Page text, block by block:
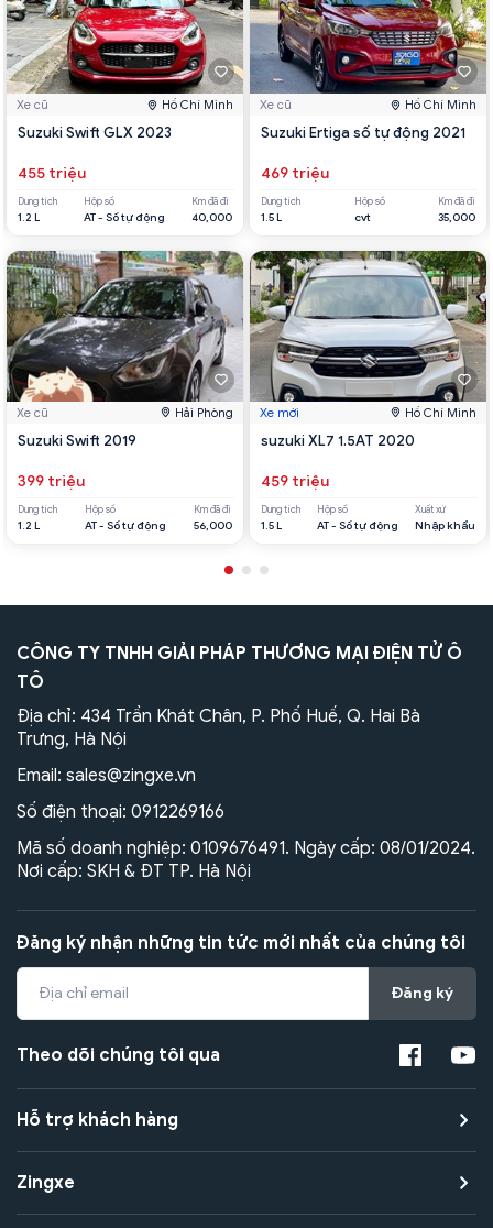
Xe cũ Hồ Chí Minh
Suzuki Swift GLX 2023
455 triệu
Dung tích
1.2 L
Hộp số
AT - Số tự động
Km đã đi
40,000
Xe cũ Hải Phòng
Suzuki Swift 2019
399 triệu
Dung tích
1.2 L
Hộp số
AT - Số tự động
Km đã đi
56,000
Xe cũ Hồ Chí Minh
Suzuki Ertiga số tự động 2021
469 triệu
Dung tích
1.5 L
Hộp số
cvt
Km đã đi
35,000
Xe mới Hồ Chí Minh
suzuki XL7 1.5AT 2020
459 triệu
Dung tích
1.5 L
Hộp số
AT - Số tự động
Xuất xứ
Nhập khẩu
CÔNG TY TNHH GIẢI PHÁP THƯƠNG MẠI ĐIỆN TỬ Ô
TÔ
Địa chỉ: 434 Trần Khát Chân, P. Phố Huế, Q. Hai Bà
Trưng, Hà Nội
Email: sales@zingxe.vn
Số điện thoại: 0912269166
Mã số doanh nghiệp: 0109676491. Ngày cấp: 08/01/2024.
Nơi cấp: SKH & ĐT TP. Hà Nội
Đăng ký nhận những tin tức mới nhất của chúng tôi
Đăng ký
Theo dõi chúng tôi qua
Hỗ trợ khách hàng
Zingxe